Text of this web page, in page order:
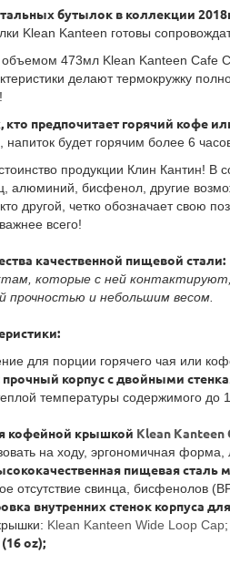
бутылок в коллекции
Klean Kanteen готовы
473мл Klean Kanteen Cafe
делают термокружку
кто предпочитает горячий кофе
будет горячим более 6
продукции Клин Кантин!
алюминий, бисфенол, другие
другой, четко обозначает свою
всего!
качественной пищевой стали:
которые с ней
и небольшим весом.
для порции горячего чая или
корпус с двойными
температуры содержимого до
кофейной крышкой Klean Kanteen
на ходу, эргономичная форма,
пищевая сталь
отсутствие свинца, бисфенолов
внутренних стенок корпуса
Klean Kanteen Wide Loop Cap;
oz);